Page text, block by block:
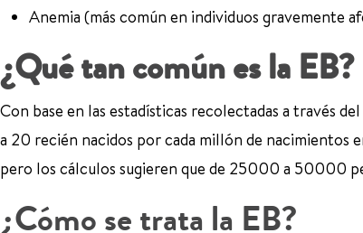
Anemia (más común en individuos gravemente
¿Qué tan común es la EB?
Con base en las estadísticas recolectadas a través
a 20 recién nacidos por cada millón de nacimientos
pero los cálculos sugieren que de 25000 a 50000
¿Cómo se trata la EB?